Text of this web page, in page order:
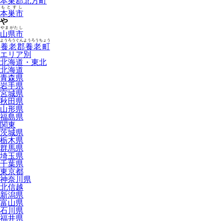
本巣市
もとすし
や
山県市
やまがたし
養老郡養老町
ようろうぐんようろうちょう
エリア別
北海道・東北
北海道
青森県
岩手県
宮城県
秋田県
山形県
福島県
関東
茨城県
栃木県
群馬県
埼玉県
千葉県
東京都
神奈川県
北信越
新潟県
富山県
石川県
福井県